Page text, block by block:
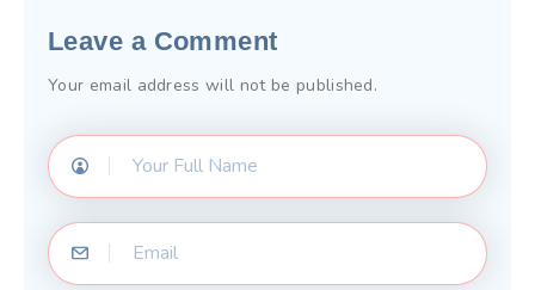
Leave a Comment
Your email address will not be published.